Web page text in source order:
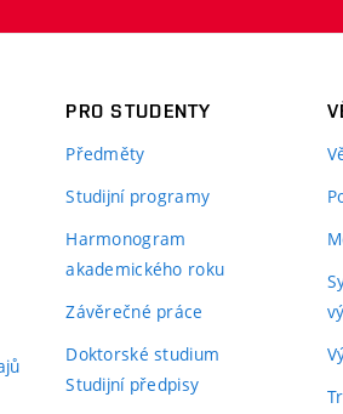
PRO STUDENTY
Předměty
Studijní programy
Harmonogram
akademického roku
Závěrečné práce
Doktorské studium
Studijní předpisy